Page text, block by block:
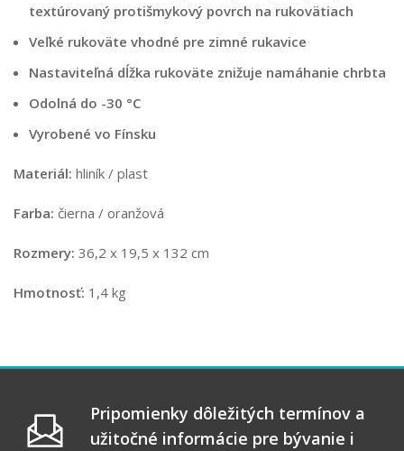
textúrovaný protišmykový povrch na rukovätiach
Veľké rukoväte vhodné pre zimné rukavice
Nastaviteľná dĺžka rukoväte znižuje namáhanie chrbta
Odolná do -30 °C
Vyrobené vo Fínsku
Materiál: hliník / plast
Farba: čierna / oranžová
Rozmery: 36,2 x 19,5 x 132 cm
Hmotnosť: 1,4 kg
Pripomienky dôležitých termínov a
užitočné informácie pre bývanie i